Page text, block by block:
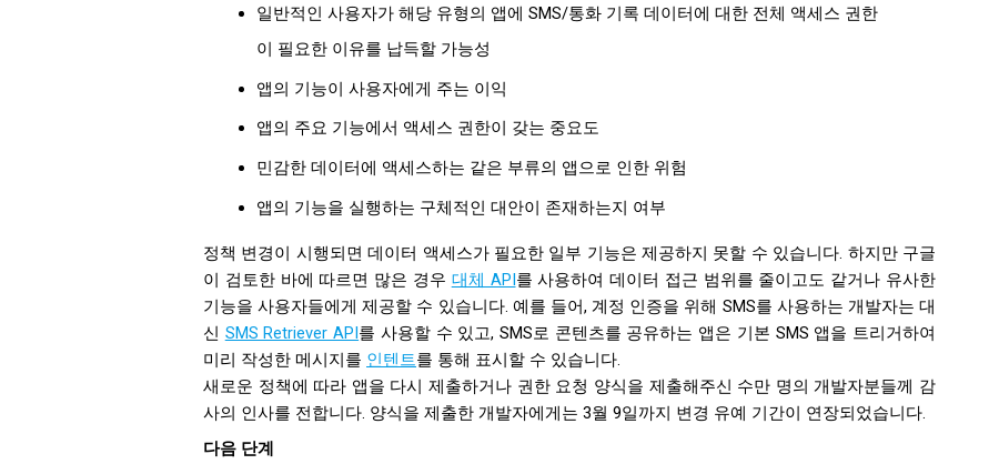
일반적인 사용자가 해당 유형의 앱에 SMS/통화 기록 데이터에 대한 전체 액세스 권한
이 필요한 이유를 납득할 가능성
앱의 기능이 사용자에게 주는 이익
앱의 주요 기능에서 액세스 권한이 갖는 중요도
민감한 데이터에 액세스하는 같은 부류의 앱으로 인한 위험
앱의 기능을 실행하는 구체적인 대안이 존재하는지 여부
정책 변경이 시행되면 데이터 액세스가 필요한 일부 기능은 제공하지 못할 수 있습니다. 하지만 구글
이 검토한 바에 따르면 많은 경우 대체 API를 사용하여 데이터 접근 범위를 줄이고도 같거나 유사한
기능을 사용자들에게 제공할 수 있습니다. 예를 들어, 계정 인증을 위해 SMS를 사용하는 개발자는 대
신 SMS Retriever API를 사용할 수 있고, SMS로 콘텐츠를 공유하는 앱은 기본 SMS 앱을 트리거하여
미리 작성한 메시지를 인텐트를 통해 표시할 수 있습니다.
새로운 정책에 따라 앱을 다시 제출하거나 권한 요청 양식을 제출해주신 수만 명의 개발자분들께 감
사의 인사를 전합니다. 양식을 제출한 개발자에게는 3월 9일까지 변경 유예 기간이 연장되었습니다.
다음 단계